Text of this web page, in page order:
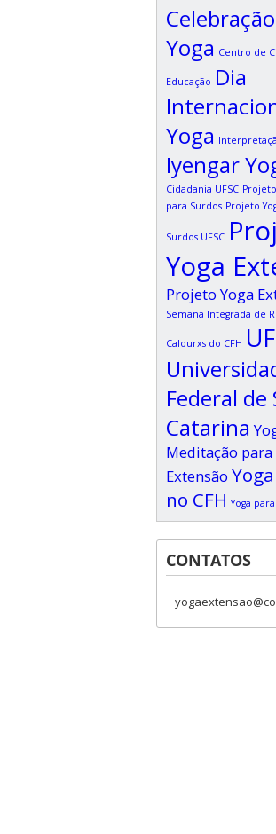
Yoga Centro de
Educação Dia
Yoga
Iyengar
Cidadania UFSC
para Surdos Projeto
Surdos UFSC
Yoga
Projeto Yoga
Semana Integrada de
Calourxs do CFH
Federal de
Catarina
Meditação
Extensão
no CFH Yoga
CONTATOS